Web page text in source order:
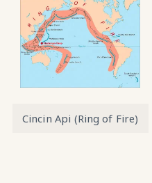
Cincin Api (Ring of Fire)